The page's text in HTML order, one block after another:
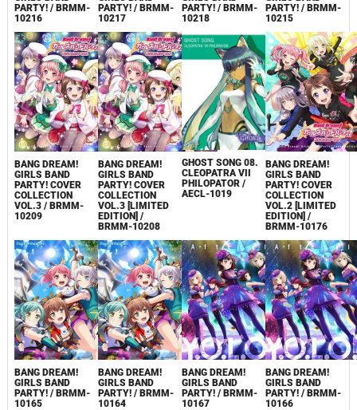
PARTY! / BRMM-
10216
PARTY! / BRMM-
10217
PARTY! / BRMM-
10218
PARTY! / BRMM-
10215
BANG DREAM!
GIRLS BAND
PARTY! COVER
COLLECTION
VOL.3 / BRMM-
10209
BANG DREAM!
GIRLS BAND
PARTY! COVER
COLLECTION
VOL.3 [LIMITED
EDITION] /
BRMM-10208
GHOST SONG 08.
CLEOPATRA VII
PHILOPATOR /
AECL-1019
BANG DREAM!
GIRLS BAND
PARTY! COVER
COLLECTION
VOL.2 [LIMITED
EDITION] /
BRMM-10176
BANG DREAM!
GIRLS BAND
PARTY! / BRMM-
10165
BANG DREAM!
GIRLS BAND
PARTY! / BRMM-
10164
BANG DREAM!
GIRLS BAND
PARTY! / BRMM-
10167
BANG DREAM!
GIRLS BAND
PARTY! / BRMM-
10166